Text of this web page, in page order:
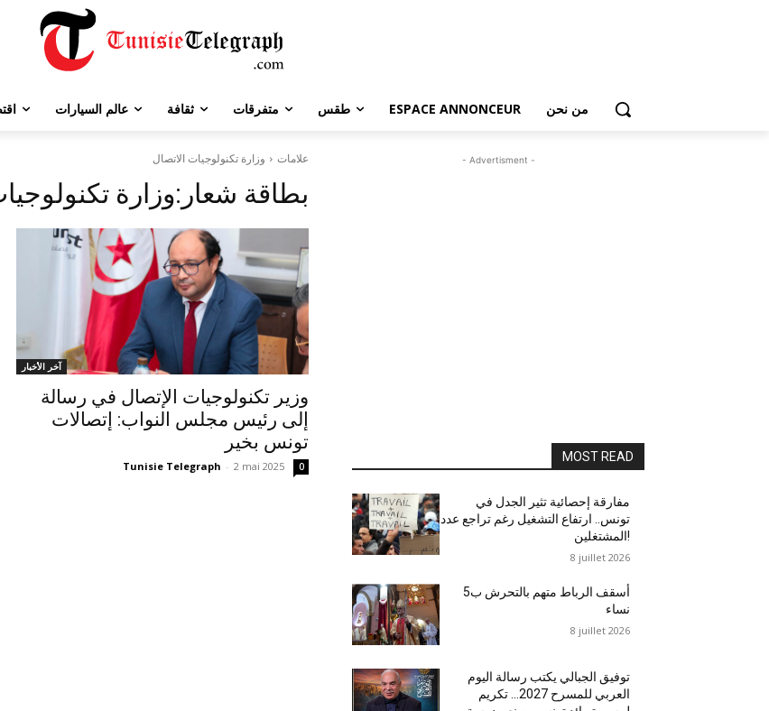
عالم السيارات ثقافة متفرقات طقس ESPACE ANNONCEUR من نحن
علامات وزارة تكنولوجيات الاتصال
بطاقة شعار:وزارة
آخر الأخبار
وزير تكنولوجيات الإتصال في رسالة
إلى رئيس مجلس النواب: إتصالات
تونس بخير
Tunisie Telegraph - 2 mai 2025 0
- Advertisment -
MOST READ
مفارقة إحصائية تثير الجدل في
تونس.. ارتفاع التشغيل رغم تراجع عدد
المشتغلين!
8 juillet 2026
أسقف الرباط متهم بالتحرش ب5
نساء
8 juillet 2026
توفيق الجبالي يكتب رسالة اليوم
العربي للمسرح 2027… تكريم